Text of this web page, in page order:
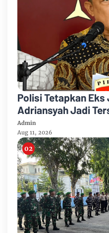
Polisi Tetapkan
Adriansyah Jadi
Admin
Aug 11, 2026